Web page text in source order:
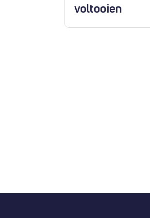
voltooien